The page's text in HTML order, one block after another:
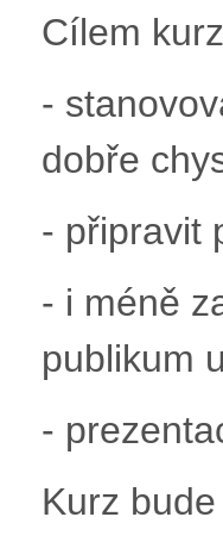
Cílem
-
dobře
- připravit
- i méně
publikum
-
Kurz